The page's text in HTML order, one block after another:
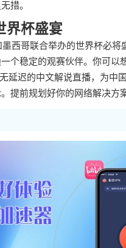
措。
界杯盛宴
西哥联合举办的世界杯必
个稳定的观赛伙伴。你可
延迟的中文解说直播，为中
提前规划好你的网络解决方